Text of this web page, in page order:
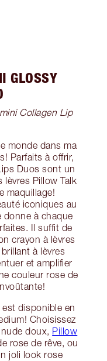
GLOSSY
Collagen Lip
monde dans ma
Parfaits à offrir,
Duos sont un
lèvres Pillow Talk
maquillage!
iconiques au
donne à chaque
Il suffit de
crayon à lèvres
à lèvres
et amplifier
couleur rose de
disponible en
Choisissez
doux, Pillow
rose de rêve, ou
joli look rose